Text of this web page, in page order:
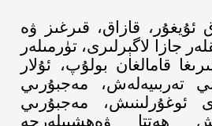
ئۇيغۇر، قازاق، قىرغىز ۋە
جازا لاگېرلىرى، تۈرمىلەر
قامالغان بولۇپ، ئۇلار
تەربىيەلەش، مەجبۇرىي
ئوغۇرلىنىش، مەجبۇرىي
ھەتتا ۋەھشىيلەرچە